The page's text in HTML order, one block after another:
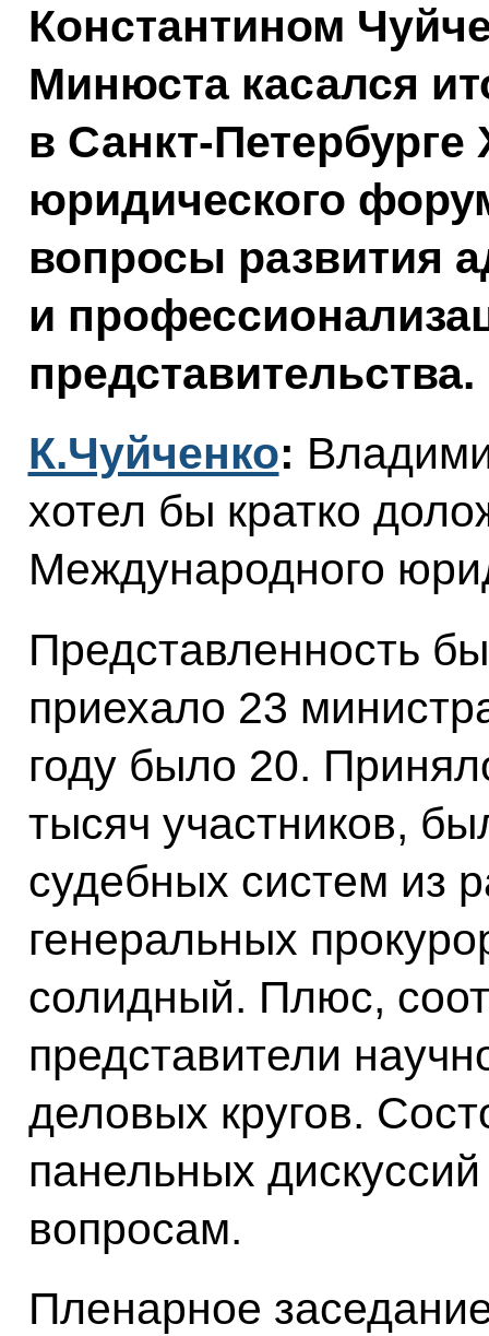
Константином
Минюста касался
в Санкт-
юридического
вопросы развития
и
представительства.
К.Чуйченко:
хотел бы кратко
Международного
Представленность
приехало 23
году было 20.
тысяч участников,
судебных систем из
генеральных
солидный. Плюс,
представители
деловых кругов.
панельных
вопросам.
Пленарное